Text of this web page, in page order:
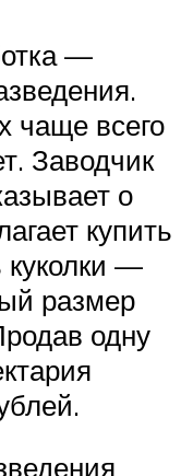
—
чаще всего
Заводчик
о
купить
куколки —
размер
одну